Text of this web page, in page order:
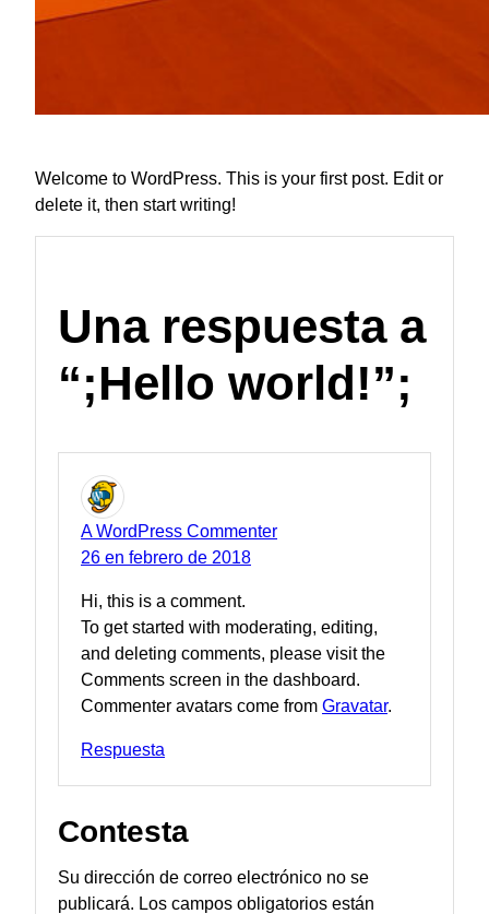
Welcome to WordPress. This is your first post. Edit or
delete it, then start writing!
Una respuesta a
“;Hello world!”;
A WordPress Commenter
26 en febrero de 2018
Hi, this is a comment.
To get started with moderating, editing,
and deleting comments, please visit the
Comments screen in the dashboard.
Commenter avatars come from Gravatar.
Respuesta
Contesta
Su dirección de correo electrónico no se
publicará. Los campos obligatorios están